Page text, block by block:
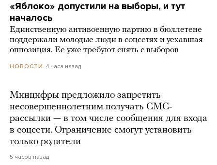
«Яблоко» допустили на выборы, и тут
началось
Единственную антивоенную партию в бюллетене
поддержали молодые люди в соцсетях и уехавшая
оппозиция. Ее уже требуют снять с выборов
НОВОСТИ 4 часа назад
Минцифры предложило запретить
несовершеннолетним получать СМС-
рассылки — в том числе сообщения для входа
в соцсети. Ограничение смогут установить
только родители
5 часов назад